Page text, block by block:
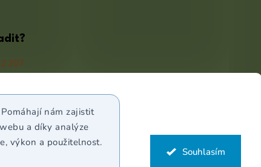
Pomáhají nám zajistit
a díky analýze
výkon a použitelnost.
Souhlasím
207